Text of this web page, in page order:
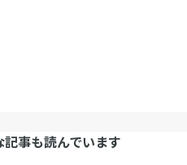
事も読んでいます